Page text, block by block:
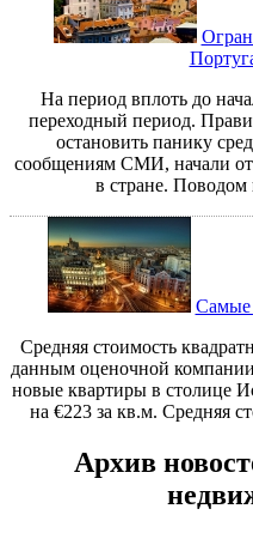
На период вплоть до
переходный период.
остановить панику
сообщениям СМИ, начали
в стране.
Самые
Средняя стоимость
данным оценочной компании
новые квартиры в столице
на €223 за кв.м. Средняя
Архив